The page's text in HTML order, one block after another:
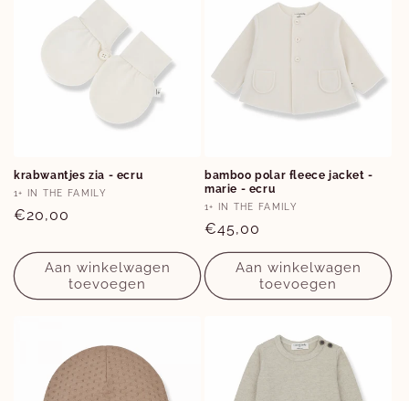
krabwantjes zia - ecru
Verkoper:
1+ IN THE FAMILY
Normale
€20,00
Aan winkelwagen
toevoegen
bamboo polar fleece jacket -
marie - ecru
Verkoper:
1+ IN THE FAMILY
Normale
prijs
€45,00
Aan winkelwagen
toevoegen